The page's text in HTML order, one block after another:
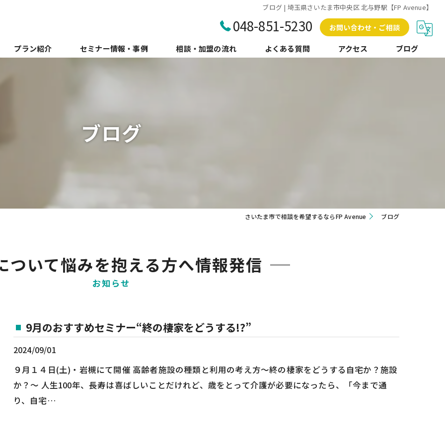
ブログ | 埼玉県さいたま市中央区 北与野駅【FP Avenue】
048-851-5230 お問い合わせ・ご相談
プラン紹介 セミナー情報・事例 相談・加盟の流れ よくある質問 アクセス ブログ
ブログ
さいたま市で相談を希望するならFP Avenue ブログ
ついて悩みを抱える方へ情報発信
お知らせ
9月のおすすめセミナー“終の棲家をどうする!?”
2024/09/01
９月１４日(土)・岩槻にて開催 高齢者施設の種類と利用の考え方～終の棲家をどうする自宅か？施設
か？～ 人生100年、長寿は喜ばしいことだけれど、歳をとって介護が必要になったら、「今まで通
り、自宅…